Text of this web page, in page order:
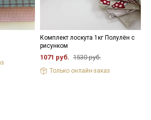
Комплект лоскута 1кг Полулён с
рисунком
1071 руб. 1530 руб.
Только онлайн-заказ